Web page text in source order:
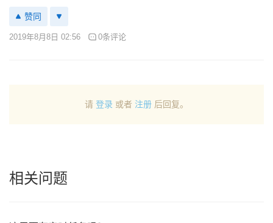
赞同
2019年8月8日 02:56 0条评论
请 登录 或者 注册 后回复。
相关问题